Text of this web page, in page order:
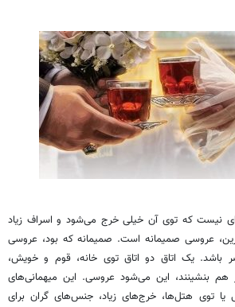
نیست که توی آن خیلی خرج می‌شود و اسراف زیاد
عروسی صمیمانه است. صمیمانه که بود، عروسی
یک اتاق دو اتاق توی خانه، قوم و خویش،
بنشینند، این می‌شود عروسی. این میهمانی‌های
توی هتل‌ها، خرج‌های زیاد، جنس‌های گران برای